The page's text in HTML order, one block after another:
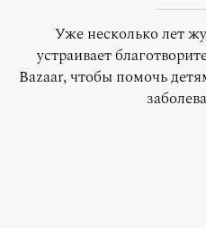
Уже несколько лет
устраивает
Bazaar, чтобы помочь